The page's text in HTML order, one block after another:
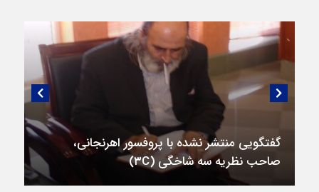
گفتگویی منتشر نشده با پروفسور اهرنجانی،
صاحب نظریه سه‌ شاخگی (۳C)